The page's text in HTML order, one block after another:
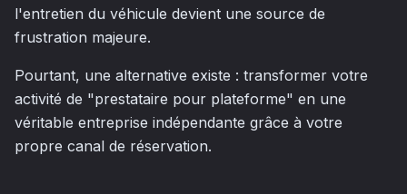
l'entretien du véhicule devient une source de
frustration majeure.
Pourtant, une alternative existe : transformer votre
activité de "prestataire pour plateforme" en une
véritable entreprise indépendante grâce à votre
propre canal de réservation.